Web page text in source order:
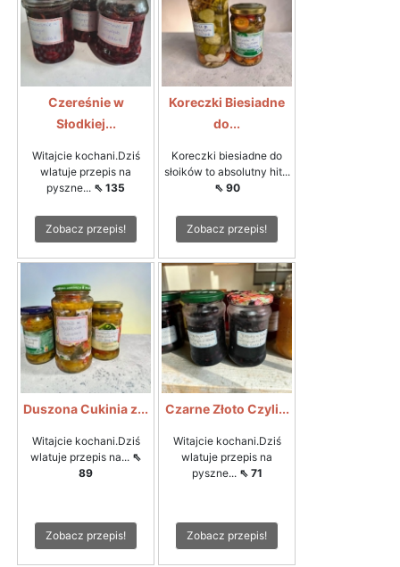
Czereśnie w
Słodkiej...
Witajcie kochani.Dziś
wlatuje przepis na
pyszne... ⇖ 135
Zobacz przepis!
Koreczki Biesiadne
do...
Koreczki biesiadne do
słoików to absolutny hit...
⇖ 90
Zobacz przepis!
Duszona Cukinia z...
Witajcie kochani.Dziś
wlatuje przepis na... ⇖
89
Zobacz przepis!
Czarne Złoto Czyli...
Witajcie kochani.Dziś
wlatuje przepis na
pyszne... ⇖ 71
Zobacz przepis!